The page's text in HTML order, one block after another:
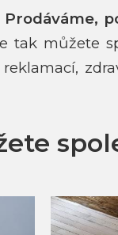
Prodáváme,
tak můžete